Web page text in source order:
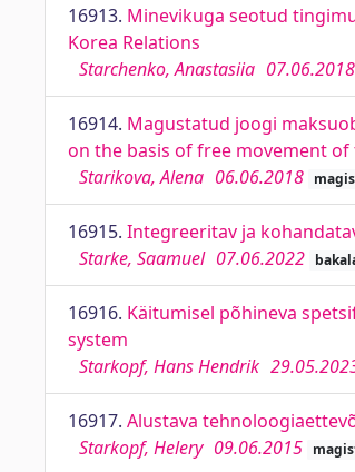
16913. Minevikuga seotud
Korea Relations
Starchenko, Anastasiia 07.06.2018
16914. Magustatud joogi
on the basis of free movement of
Starikova, Alena 06.06.2018
16915. Integreeritav ja
Starke, Saamuel 07.06.2022
16916. Käitumisel põhineva
system
Starkopf, Hans Hendrik
16917. Alustava
Starkopf, Helery 09.06.2015